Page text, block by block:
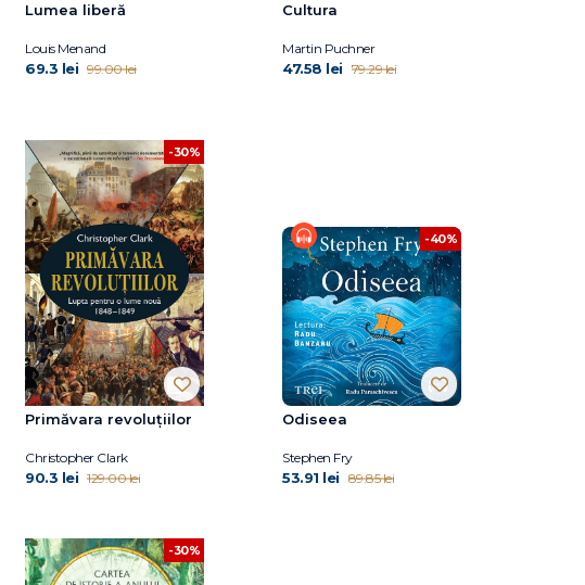
Lumea liberă
Louis Menand
69.3 lei 99.00 lei
Cultura
Martin Puchner
47.58 lei 79.29 lei
-30%
Primăvara revoluțiilor
Christopher Clark
90.3 lei 129.00 lei
-40%
Odiseea
Stephen Fry
53.91 lei 89.85 lei
-30%